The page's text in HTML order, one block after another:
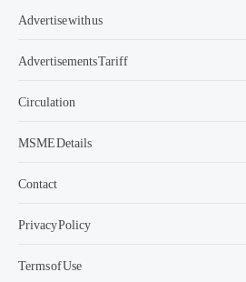
Advertise with us
Advertisements Tariff
Circulation
MSME Details
Contact
Privacy Policy
Terms of Use